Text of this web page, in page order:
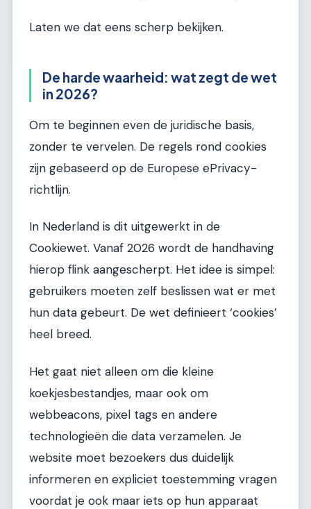
Laten we dat eens scherp bekijken.
De harde waarheid: wat zegt de wet
in 2026?
Om te beginnen even de juridische basis,
zonder te vervelen. De regels rond cookies
zijn gebaseerd op de Europese ePrivacy-
richtlijn.
In Nederland is dit uitgewerkt in de
Cookiewet. Vanaf 2026 wordt de handhaving
hierop flink aangescherpt. Het idee is simpel:
gebruikers moeten zelf beslissen wat er met
hun data gebeurt. De wet definieert ‘cookies’
heel breed.
Het gaat niet alleen om die kleine
koekjesbestandjes, maar ook om
webbeacons, pixel tags en andere
technologieën die data verzamelen. Je
website moet bezoekers dus duidelijk
informeren en expliciet toestemming vragen
voordat je ook maar iets op hun apparaat